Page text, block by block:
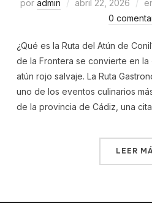
por admin abril 22, 2026
0
¿Qué es la Ruta del Atún de
de la Frontera se convierte en
atún rojo salvaje. La Ruta
uno de los eventos culinarios
de la provincia de Cádiz, una
LEER